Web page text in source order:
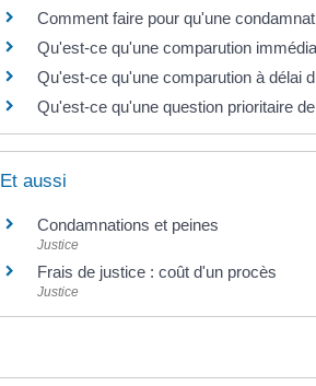
Comment faire pour qu'une
Qu'est-ce qu'une comparution
Qu'est-ce qu'une comparution à délai
Qu'est-ce qu'une question prioritaire
Et aussi
Condamnations et peines
Justice
Frais de justice : coût d'un procès
Justice